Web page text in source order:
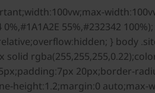
55%,#232342
height:1.2;margin:0 auto;max-